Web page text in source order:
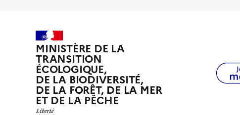
MINISTÈRE DE LA
TRANSITION
ÉCOLOGIQUE,
DE LA BIODIVERSITÉ,
DE LA FORÊT, DE LA MER
ET DE LA PÊCHE